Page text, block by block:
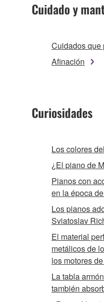
Cuidado y
Cuidados que
Afinación
Curiosidades
Los colores
¿El piano de
Pianos con
en la época
Los pianos
Sviatoslav
El material
metálicos de
los motores
La tabla
también